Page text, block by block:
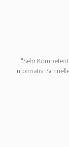
"Sehr
informativ.